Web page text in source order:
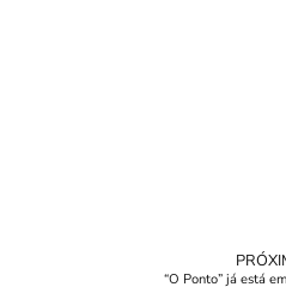
“O Ponto” já está